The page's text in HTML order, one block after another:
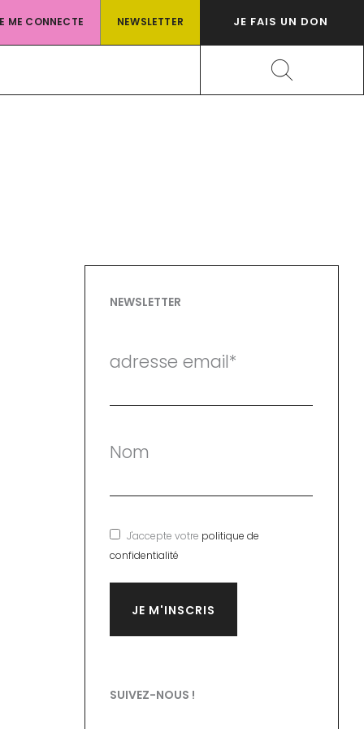
ME CONNECTE NEWSLETTER JE FAIS UN DON
Rechercher
NEWSLETTER
adresse email*
Nom
J'accepte votre politique de
confidentialité
SUIVEZ-NOUS !